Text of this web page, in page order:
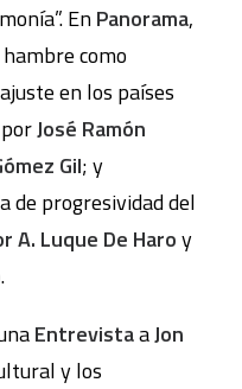
EnPanorama,
como
en los países
José Ramón
Gil; y
de progresividad del
A. Luque De Haroy
.
EntrevistaaJon
y los